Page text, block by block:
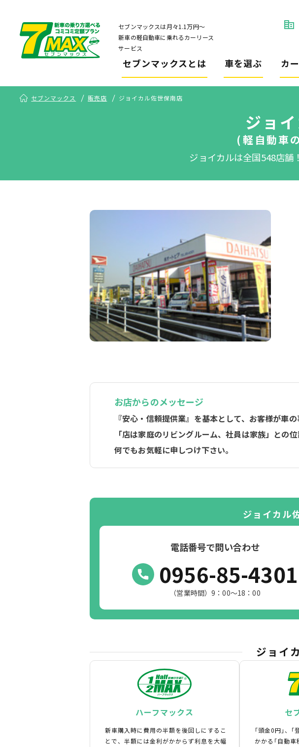
セブンマックスは月々1.1万円〜
新車の軽自動車に乗れるカーリース
サービス
セブンマックスとは 車を選ぶ カ
セブンマックス 販売店 ジョイカル佐世保南店
ジョ
(軽自動車
ジョイカルは全国548店舗！
お店からのメッセージ
『安心・信頼提供業』を基本として、お客様が車
「店は家庭のリビングルーム、社員は家族」との位
何でもお気軽に申しつけ下さい。
ジョイカル
電話番号で問い合わせ
0956-85-4301
（営業時間）9：00～18：00
ジョイ
ハーフマックス
新車購入時に費用の半額を後回しにするこ
とで、半額には金利がかからず利息を大幅
セ
｢頭金0円｣、｢
かかる｢自動車